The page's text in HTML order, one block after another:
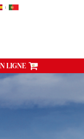
|
LIGNE